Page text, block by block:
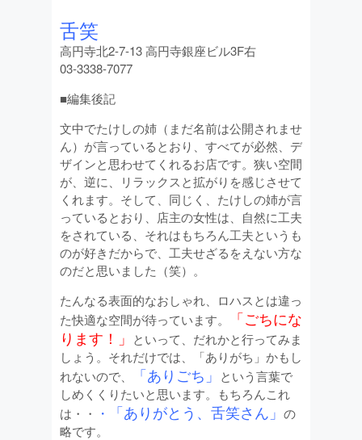
舌笑
高円寺北2-7-13 高円寺銀座ビル3F右
03-3338-7077
■編集後記
文中でたけしの姉（まだ名前は公開されませ
ん）が言っているとおり、すべてが必然、デ
ザインと思わせてくれるお店です。狭い空間
が、逆に、リラックスと拡がりを感じさせて
くれます。そして、同じく、たけしの姉が言
っているとおり、店主の女性は、自然に工夫
をされている、それはもちろん工夫というも
のが好きだからで、工夫せざるをえない方な
のだと思いました（笑）。
たんなる表面的なおしゃれ、ロハスとは違っ
た快適な空間が待っています。
「ごちにな
ります！」 といって、だれかと行ってみま
しょう。それだけでは、「ありがち」かもし
れないので、
「ありごち」 という言葉で
しめくくりたいと思います。もちろんこれ
は・・
・ 「ありがとう、舌笑さん」 の
略です。